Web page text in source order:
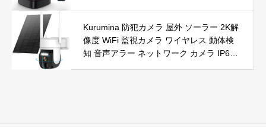
護【タイマー機能】【リモコン付き】 持
ち運び便利 電気ヒーター 脱衣所 足元 ト
イレ オフィス キッチン リビング 寝室 書
斎 日本語説明書付 ブラック
Kurumina 防犯カメラ 屋外 ソーラー 2K解
像度 WiFi 監視カメラ ワイヤレス 動体検
知 音声アラー ネットワーク カメラ IP65